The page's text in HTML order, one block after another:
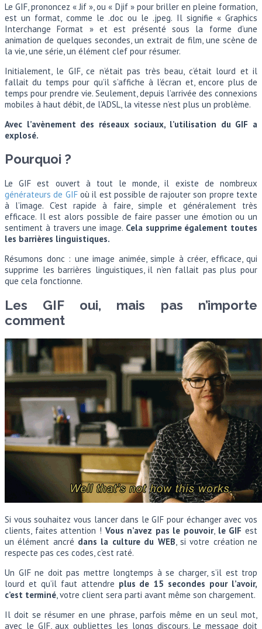
Le GIF, prononcez « Jif », ou « Djif » pour briller en pleine formation,
est un format, comme le .doc ou le .jpeg. Il signifie « Graphics
Interchange Format » et est présenté sous la forme d’une
animation de quelques secondes, un extrait de film, une scène de
la vie, une série, un élément clef pour résumer.
Initialement, le GIF, ce n’était pas très beau, c’était lourd et il
fallait du temps pour qu’il s’affiche à l’écran et, encore plus de
temps pour prendre vie. Seulement, depuis l’arrivée des connexions
mobiles à haut débit, de l’ADSL, la vitesse n’est plus un problème.
Avec l’avènement des réseaux sociaux, l’utilisation du GIF a
explosé.
Pourquoi ?
Le GIF est ouvert à tout le monde, il existe de nombreux
générateurs de GIFoù il est possible de rajouter son propre texte
à l’image. C’est rapide à faire, simple et généralement très
efficace. Il est alors possible de faire passer une émotion ou un
sentiment à travers une image. Cela supprime également toutes
les barrières linguistiques.
Résumons donc : une image animée, simple à créer, efficace, qui
supprime les barrières linguistiques, il n’en fallait pas plus pour
que cela fonctionne.
Les GIF oui, mais pas n’importe
comment
Si vous souhaitez vous lancer dans le GIF pour échanger avec vos
clients, faites attention ! Vous n’avez pas le pouvoir, le GIF est
un élément ancré dans la culture du WEB, si votre création ne
respecte pas ces codes, c’est raté.
Un GIF ne doit pas mettre longtemps à se charger, s’il est trop
lourd et qu’il faut attendre plus de 15 secondes pour l’avoir,
c’est terminé, votre client sera parti avant même son chargement.
Il doit se résumer en une phrase, parfois même en un seul mot,
avec le GIF, aux oubliettes les longs discours. Le message doit